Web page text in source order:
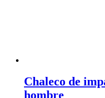
Chaleco de
hombre